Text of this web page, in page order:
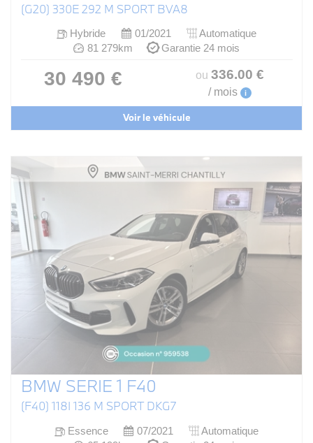
(G20) 330E 292 M SPORT BVA8
Hybride 01/2021
Automatique
81 279km
Garantie 24 mois
30 490 € ou 336.00 €
/ mois i
Voir le véhicule
BMW SERIE 1 F40
(F40) 118I 136 M SPORT DKG7
Essence 07/2021
Automatique